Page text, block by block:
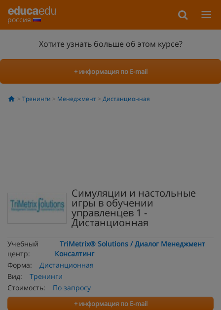
россия
Хотите узнать больше об этом курсе?
+ информация по E-mail
Тренинги Менеджмент Дистанционная
Симуляции и настольные
игры в обучении
управленцев 1 -
Дистанционная
Учебный
центр:
TriMetrix® Solutions / Диалог Менеджмент
Консалтинг
Форма:
Дистанционная
Вид:
Тренинги
Стоимость:
По запросу
+ информация по E-mail